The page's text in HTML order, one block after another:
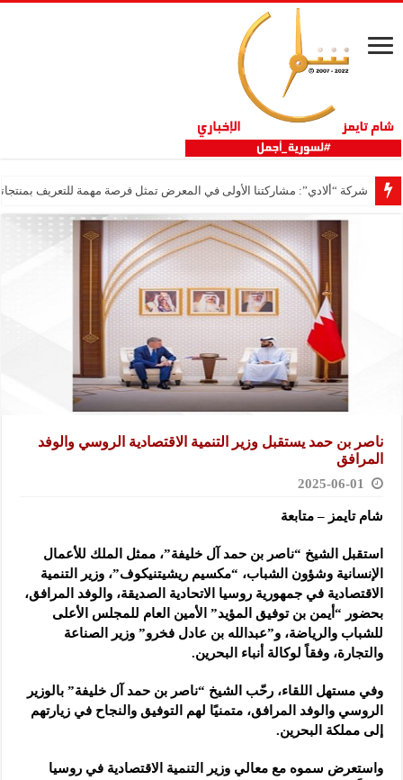
شركة “ألادي”: مشاركتنا الأولى في المعرض تمثل فرصة مهمة للتعريف
ناصر بن حمد يستقبل وزير التنمية الاقتصادية الروسي والوفد
المرافق
2025-06-01
شام تايمز – متابعة
استقبل الشيخ “ناصر بن حمد آل خليفة”، ممثل الملك للأعمال
الإنسانية وشؤون الشباب، “مكسيم ريشيتنيكوف”، وزير التنمية
الاقتصادية في جمهورية روسيا الاتحادية الصديقة، والوفد المرافق،
بحضور “أيمن بن توفيق المؤيد” الأمين العام للمجلس الأعلى
للشباب والرياضة، و”عبدالله بن عادل فخرو” وزير الصناعة
والتجارة، وفقاً لوكالة أنباء البحرين.
وفي مستهل اللقاء، رحّب الشيخ “ناصر بن حمد آل خليفة” بالوزير
الروسي والوفد المرافق، متمنيًا لهم التوفيق والنجاح في زيارتهم
إلى مملكة البحرين.
واستعرض سموه مع معالي وزير التنمية الاقتصادية في روسيا